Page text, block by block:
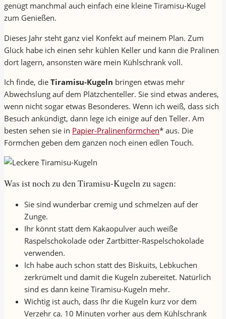
genügt manchmal auch einfach eine kleine Tiramisu-Kugel
zum Genießen.
Dieses Jahr steht ganz viel Konfekt auf meinem Plan. Zum
Glück habe ich einen sehr kühlen Keller und kann die Pralinen
dort lagern, ansonsten wäre mein Kühlschrank voll.
Ich finde, die Tiramisu-Kugeln bringen etwas mehr
Abwechslung auf dem Plätzchenteller. Sie sind etwas anderes,
wenn nicht sogar etwas Besonderes. Wenn ich weiß, dass sich
Besuch ankündigt, dann lege ich einige auf den Teller. Am
besten sehen sie in Papier-Pralinenförmchen* aus. Die
Förmchen geben dem ganzen noch einen edlen Touch.
Was ist noch zu den Tiramisu-Kugeln zu sagen:
Sie sind wunderbar cremig und schmelzen auf der
Zunge.
Ihr könnt statt dem Kakaopulver auch weiße
Raspelschokolade oder Zartbitter-Raspelschokolade
verwenden.
Ich habe auch schon statt des Biskuits, Lebkuchen
zerkrümelt und damit die Kugeln zubereitet. Natürlich
sind es dann keine Tiramisu-Kugeln mehr.
Wichtig ist auch, dass Ihr die Kugeln kurz vor dem
Verzehr ca. 10 Minuten vorher aus dem Kühlschrank